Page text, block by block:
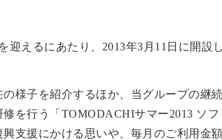
迎えるにあたり、2013年3月11日に開設
様子を紹介するほか、当グループの継
を行う「TOMODACHIサマー2013 ソ
支援にかける思いや、毎月のご利用金